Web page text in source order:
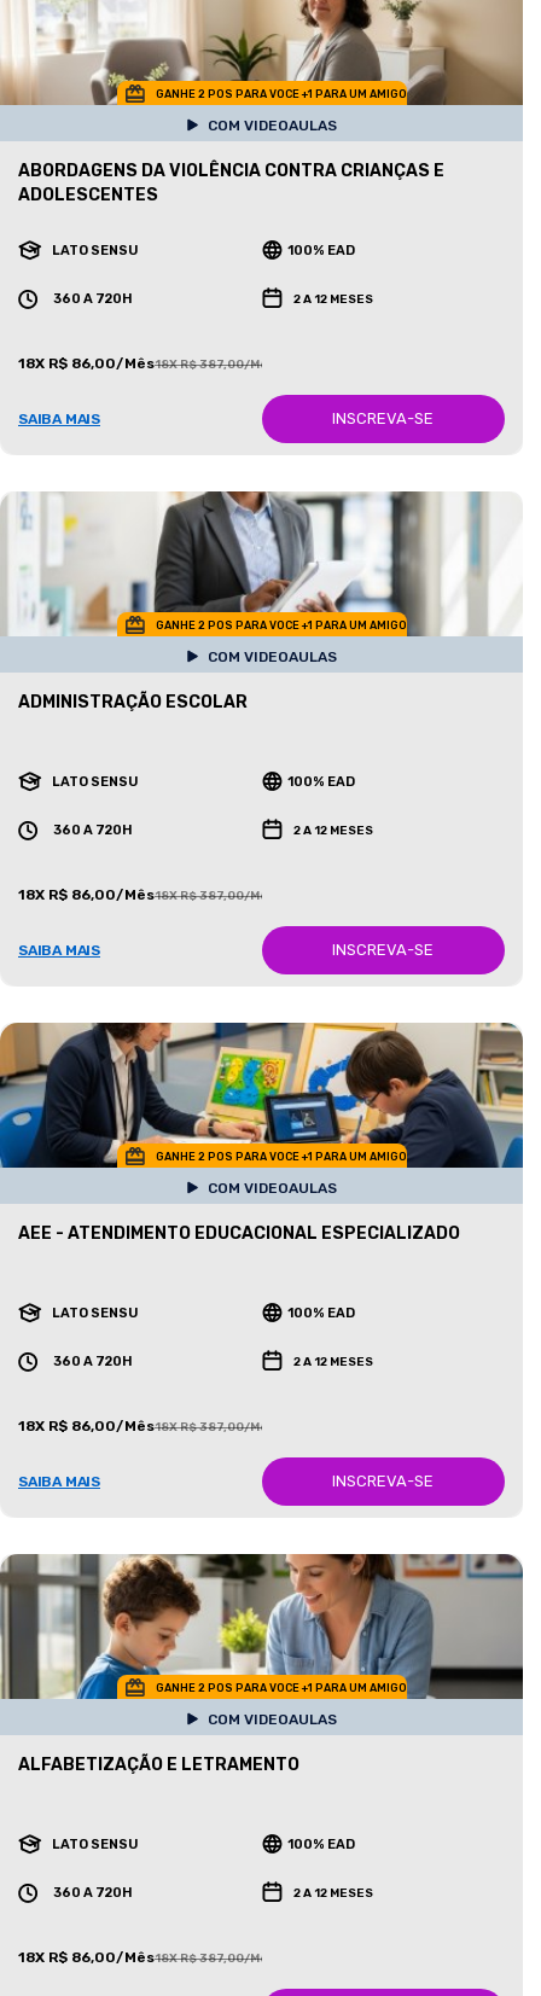
GANHE 2 POS PARA VOCE +1 PARA UM AMIGO
COM VIDEOAULAS
ABORDAGENS DA VIOLÊNCIA CONTRA CRIANÇAS E
ADOLESCENTES
LATO SENSU 100% EAD
360 A 720H 2 A 12 MESES
18X R$ 86,00/Mês18X R$ 387,00/Mês
SAIBA MAIS INSCREVA-SE
GANHE 2 POS PARA VOCE +1 PARA UM AMIGO
COM VIDEOAULAS
ADMINISTRAÇÃO ESCOLAR
LATO SENSU 100% EAD
360 A 720H 2 A 12 MESES
18X R$ 86,00/Mês18X R$ 387,00/Mês
SAIBA MAIS INSCREVA-SE
GANHE 2 POS PARA VOCE +1 PARA UM AMIGO
COM VIDEOAULAS
AEE - ATENDIMENTO EDUCACIONAL ESPECIALIZADO
LATO SENSU 100% EAD
360 A 720H 2 A 12 MESES
18X R$ 86,00/Mês18X R$ 387,00/Mês
SAIBA MAIS INSCREVA-SE
GANHE 2 POS PARA VOCE +1 PARA UM AMIGO
COM VIDEOAULAS
ALFABETIZAÇÃO E LETRAMENTO
LATO SENSU 100% EAD
360 A 720H 2 A 12 MESES
18X R$ 86,00/Mês18X R$ 387,00/Mês